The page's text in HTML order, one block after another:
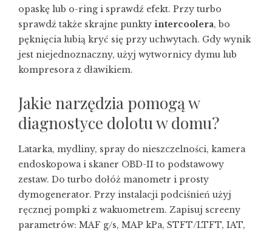
opaskę lub o-ring i sprawdź efekt. Przy turbo
sprawdź także skrajne punkty intercoolera, bo
pęknięcia lubią kryć się przy uchwytach. Gdy wynik
jest niejednoznaczny, użyj wytwornicy dymu lub
kompresora z dławikiem.
Jakie narzędzia pomogą w
diagnostyce dolotu w domu?
Latarka, mydliny, spray do nieszczelności, kamera
endoskopowa i skaner OBD-II to podstawowy
zestaw. Do turbo dołóż manometr i prosty
dymogenerator. Przy instalacji podciśnień użyj
ręcznej pompki z wakuometrem. Zapisuj screeny
parametrów: MAF g/s, MAP kPa, STFT/LTFT, IAT,